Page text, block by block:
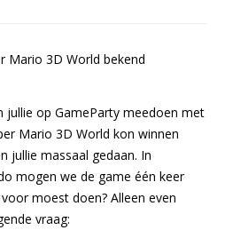
jullie op GameParty meedoen met
Mario 3D World kon winnen
jullie massaal gedaan. In
mogen we de game één keer
moest doen? Alleen even
vraag: